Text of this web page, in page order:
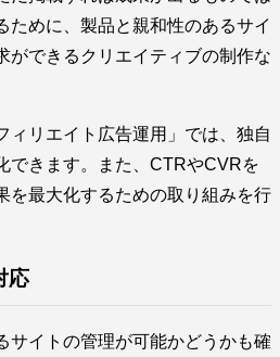
ために、製品と親和性のあるサイ
ができるクリエイティブの制作な
ィリエイト広告運用」では、独自
できます。また、CTRやCVRを
を最大化するための取り組みを行
応
サイトの管理が可能かどうかも確